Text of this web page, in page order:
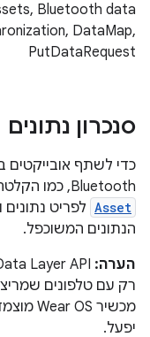
Bluetooth data
DataMap,
PutDataRequest
סנכרון נתונים
כדי לשתף אובייקטים
Bluetooth, כמו הקלטה קולית ממכשיר אחר, אפשר לצרף
Asset לפריט
הנתונים המשוכפל.
הערה:
יפעל.